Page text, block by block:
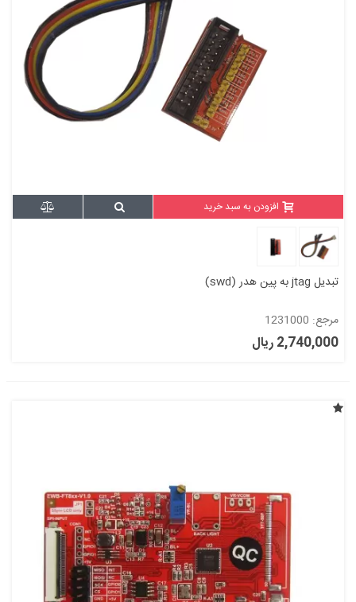
افزودن به سبد خرید
تبدیل jtag به پین هدر (swd)
مرجع: 1231000
2,740,000 ریال